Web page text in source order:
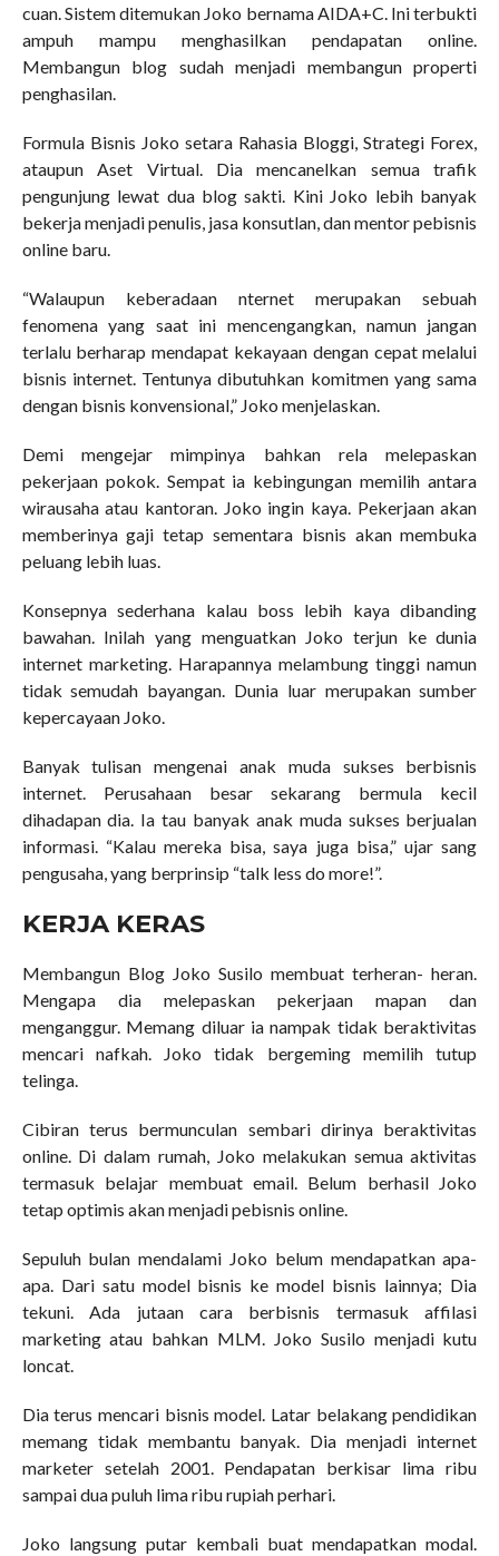
cuan. Sistem ditemukan Joko bernama AIDA+C. Ini terbukti
ampuh mampu menghasilkan pendapatan online.
Membangun blog sudah menjadi membangun properti
penghasilan.
Formula Bisnis Joko setara Rahasia Bloggi, Strategi Forex,
ataupun Aset Virtual. Dia mencanelkan semua trafik
pengunjung lewat dua blog sakti. Kini Joko lebih banyak
bekerja menjadi penulis, jasa konsutlan, dan mentor pebisnis
online baru.
“Walaupun keberadaan nternet merupakan sebuah
fenomena yang saat ini mencengangkan, namun jangan
terlalu berharap mendapat kekayaan dengan cepat melalui
bisnis internet. Tentunya dibutuhkan komitmen yang sama
dengan bisnis konvensional,” Joko menjelaskan.
Demi mengejar mimpinya bahkan rela melepaskan
pekerjaan pokok. Sempat ia kebingungan memilih antara
wirausaha atau kantoran. Joko ingin kaya. Pekerjaan akan
memberinya gaji tetap sementara bisnis akan membuka
peluang lebih luas.
Konsepnya sederhana kalau boss lebih kaya dibanding
bawahan. Inilah yang menguatkan Joko terjun ke dunia
internet marketing. Harapannya melambung tinggi namun
tidak semudah bayangan. Dunia luar merupakan sumber
kepercayaan Joko.
Banyak tulisan mengenai anak muda sukses berbisnis
internet. Perusahaan besar sekarang bermula kecil
dihadapan dia. Ia tau banyak anak muda sukses berjualan
informasi. “Kalau mereka bisa, saya juga bisa,” ujar sang
pengusaha, yang berprinsip “talk less do more!”.
KERJA KERAS
Membangun Blog Joko Susilo membuat terheran- heran.
Mengapa dia melepaskan pekerjaan mapan dan
menganggur. Memang diluar ia nampak tidak beraktivitas
mencari nafkah. Joko tidak bergeming memilih tutup
telinga.
Cibiran terus bermunculan sembari dirinya beraktivitas
online. Di dalam rumah, Joko melakukan semua aktivitas
termasuk belajar membuat email. Belum berhasil Joko
tetap optimis akan menjadi pebisnis online.
Sepuluh bulan mendalami Joko belum mendapatkan apa-
apa. Dari satu model bisnis ke model bisnis lainnya; Dia
tekuni. Ada jutaan cara berbisnis termasuk affilasi
marketing atau bahkan MLM. Joko Susilo menjadi kutu
loncat.
Dia terus mencari bisnis model. Latar belakang pendidikan
memang tidak membantu banyak. Dia menjadi internet
marketer setelah 2001. Pendapatan berkisar lima ribu
sampai dua puluh lima ribu rupiah perhari.
Joko langsung putar kembali buat mendapatkan modal.